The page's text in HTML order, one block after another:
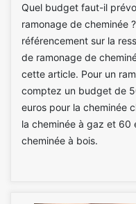
Quel budget faut-il
ramonage de cheminée
référencement sur la
de ramonage de
cette article. Pour un
comptez un budget de
euros pour la cheminée
la cheminée à gaz et 60
cheminée à bois.